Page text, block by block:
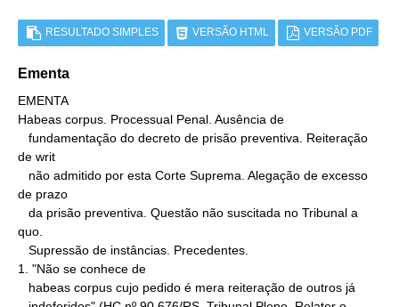
RESULTADO SIMPLES VERSÃO HTML VERSÃO PDF
Ementa
EMENTA
Habeas corpus. Processual Penal. Ausência de
de writ
de prazo
quo.
1. "Não se conhece de